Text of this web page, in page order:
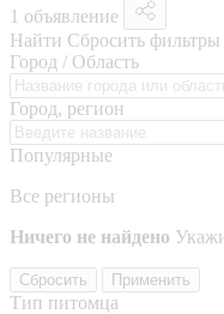
1 объявление
Найти Сбросить фильтры
Город / Область
Город, регион
Популярные
Все регионы
Ничего не найдено
Сбросить Применить
Тип питомца